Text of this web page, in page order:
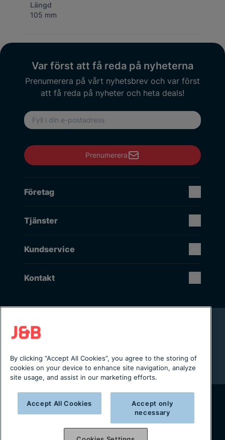
Längd
105 mm
Var först att få reda på nyheterna
Prenumerera på vårt nyhetsbrev och var först
att få reda på nyheter och heta deals!
E-postadress
Prenumerera
Företag
Tjänster
Kundservice
Kontakt
Rikstäckande installation & service
Lager i Sverige
Från projektering till installation
Copyright © 2025 J&B Maskinteknik AB
Organisationsnummer: 556490-2996
By clicking “Accept All Cookies”, you agree to the storing of
cookies on your device to enhance site navigation, analyze
site usage, and assist in our marketing efforts.
Accept All Cookies
Accept only
necessary